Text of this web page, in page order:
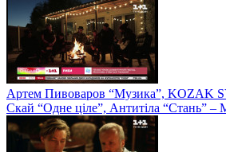
Артем Пивоваров “Музика”, KOZAK
Скай “Одне ціле”, Антитіла “Стань” –